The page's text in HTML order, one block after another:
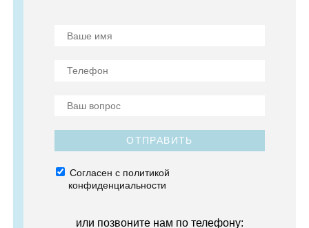
ОТПРАВИТЬ
Согласен с политикой
конфиденциальности
или позвоните нам по телефону: